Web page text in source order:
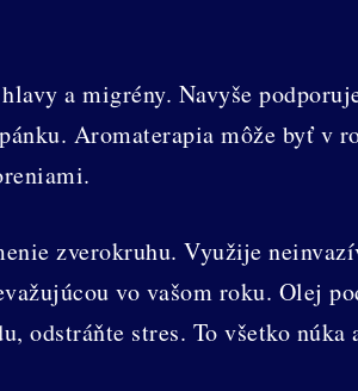
a migrény. Navyše
Aromaterapia môže byť v
zverokruhu. Využije
vo vašom roku. Olej
odstráňte stres. To všetko núka